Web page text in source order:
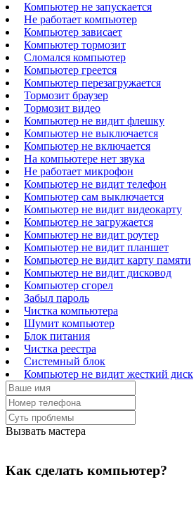
Компьютер не запускается
Не работает компьютер
Компьютер зависает
Компьютер тормозит
Сломался компьютер
Компьютер греется
Компьютер перезагружается
Тормозит браузер
Тормозит видео
Компьютер не видит флешку
Компьютер не выключается
Компьютер не включается
На компьютере нет звука
Не работает микрофон
Компьютер не видит телефон
Компьютер сам выключается
Компьютер не видит видеокарту
Компьютер не загружается
Компьютер не видит роутер
Компьютер не видит планшет
Компьютер не видит карту памяти
Компьютер не видит дисковод
Компьютер сгорел
Забыл пароль
Чистка компьютера
Шумит компьютер
Блок питания
Чистка реестра
Системный блок
Компьютер не видит жесткий диск
Вызвать мастера
Как сделать компьютер?